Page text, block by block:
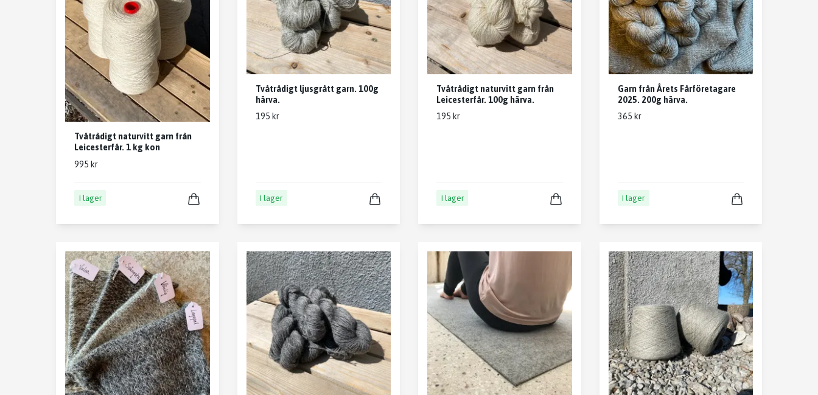
Tvåtrådigt naturvitt garn från
Leicesterfår. 1 kg kon
995 kr
I lager
Tvåtrådigt ljusgrått garn. 100g
härva.
195 kr
I lager
Tvåtrådigt naturvitt garn från
Leicesterfår. 100g härva.
195 kr
I lager
Garn från Årets Fårföretagare
2025. 200g härva.
365 kr
I lager